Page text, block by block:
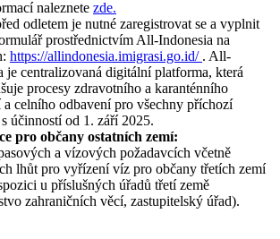
naleznete zde.
odletem je nutné zaregistrovat se a vyplnit
prostřednictvím All-Indonesia na
https://allindonesia.imigrasi.go.id/ . All-
je centralizovaná digitální platforma, která
procesy zdravotního a karanténního
a celního odbavení pro všechny příchozí
účinností od 1. září 2025.
pro občany ostatních zemí:
a vízových požadavcích včetně
lhůt pro vyřízení víz pro občany třetích zemí
u příslušných úřadů třetí země
zahraničních věcí, zastupitelský úřad).